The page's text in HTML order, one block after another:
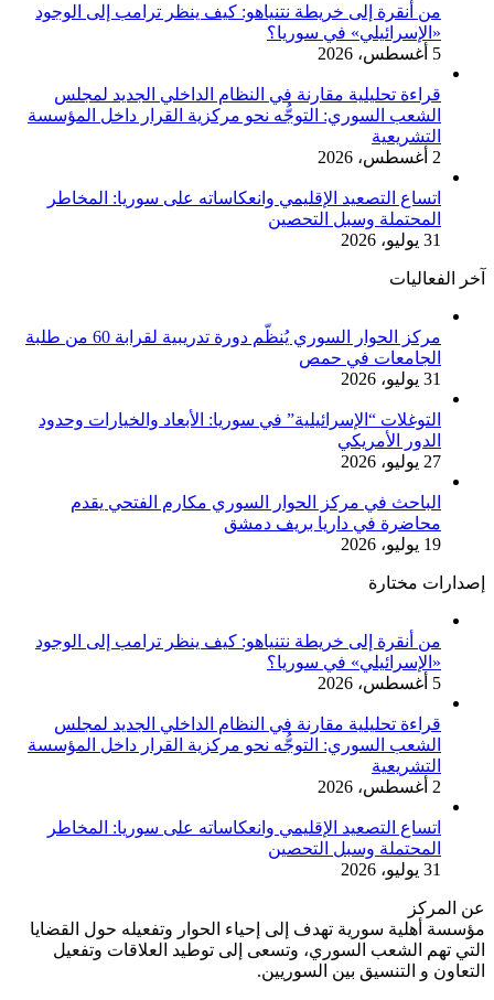
من أنقرة إلى خريطة نتنياهو: كيف ينظر ترامب إلى الوجود
«الإسرائيلي» في سوريا؟
5 أغسطس، 2026
قراءة تحليلية مقارنة في النظام الداخلي الجديد لمجلس
الشعب السوري: التوجُّه نحو مركزية القرار داخل المؤسسة
التشريعية
2 أغسطس، 2026
اتساع التصعيد الإقليمي وانعكاساته على سوريا: المخاطر
المحتملة وسبل التحصين
31 يوليو، 2026
آخر الفعاليات
مركز الحوار السوري يُنظّم دورة تدريبية لقرابة 60 من طلبة
الجامعات في حمص
31 يوليو، 2026
التوغلات “الإسرائيلية” في سوريا: الأبعاد والخيارات وحدود
الدور الأمريكي
27 يوليو، 2026
الباحث في مركز الحوار السوري مكارم الفتحي يقدم
محاضرة في داريا بريف دمشق
19 يوليو، 2026
إصدارات مختارة
من أنقرة إلى خريطة نتنياهو: كيف ينظر ترامب إلى الوجود
«الإسرائيلي» في سوريا؟
5 أغسطس، 2026
قراءة تحليلية مقارنة في النظام الداخلي الجديد لمجلس
الشعب السوري: التوجُّه نحو مركزية القرار داخل المؤسسة
التشريعية
2 أغسطس، 2026
اتساع التصعيد الإقليمي وانعكاساته على سوريا: المخاطر
المحتملة وسبل التحصين
31 يوليو، 2026
عن المركز
مؤسسة أهلية سورية تهدف إلى إحياء الحوار وتفعيله حول القضايا
التي تهم الشعب السوري، وتسعى إلى توطيد العلاقات وتفعيل
التعاون و التنسيق بين السوريين.